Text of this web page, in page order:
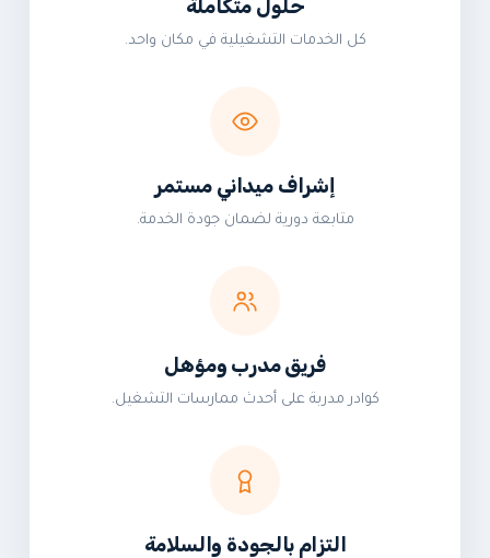
حلول متكاملة
كل الخدمات التشغيلية في مكان واحد.
إشراف ميداني مستمر
متابعة دورية لضمان جودة الخدمة.
فريق مدرب ومؤهل
كوادر مدربة على أحدث ممارسات التشغيل.
التزام بالجودة والسلامة